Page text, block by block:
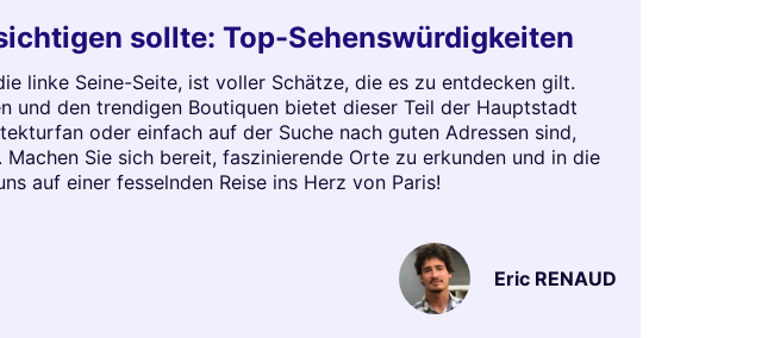
sollte: Top-Sehenswürdigkeiten
linke Seine-Seite, ist voller Schätze, die es zu entdecken gilt.
und den trendigen Boutiquen bietet dieser Teil der Hauptstadt
oder einfach auf der Suche nach guten Adressen sind,
Sie sich bereit, faszinierende Orte zu erkunden und in die
auf einer fesselnden Reise ins Herz von Paris!
Eric RENAUD